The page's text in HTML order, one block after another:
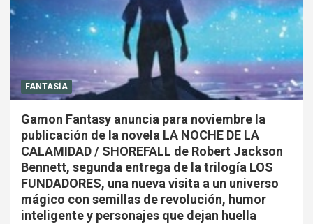
FANTASÍA
Gamon Fantasy anuncia para noviembre la
publicación de la novela LA NOCHE DE LA
CALAMIDAD / SHOREFALL de Robert Jackson
Bennett, segunda entrega de la trilogía LOS
FUNDADORES, una nueva visita a un universo
mágico con semillas de revolución, humor
inteligente y personajes que dejan huella